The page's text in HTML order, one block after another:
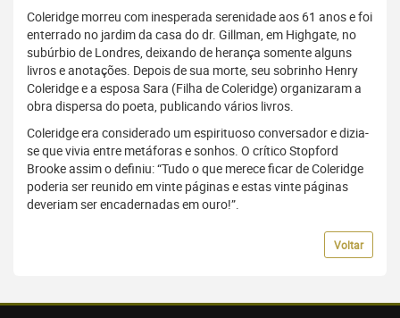
Coleridge morreu com inesperada serenidade aos 61 anos e foi
enterrado no jardim da casa do dr. Gillman, em Highgate, no
subúrbio de Londres, deixando de herança somente alguns
livros e anotações. Depois de sua morte, seu sobrinho Henry
Coleridge e a esposa Sara (Filha de Coleridge) organizaram a
obra dispersa do poeta, publicando vários livros.
Coleridge era considerado um espirituoso conversador e dizia-
se que vivia entre metáforas e sonhos. O crítico Stopford
Brooke assim o definiu: “Tudo o que merece ficar de Coleridge
poderia ser reunido em vinte páginas e estas vinte páginas
deveriam ser encadernadas em ouro!”.
Voltar